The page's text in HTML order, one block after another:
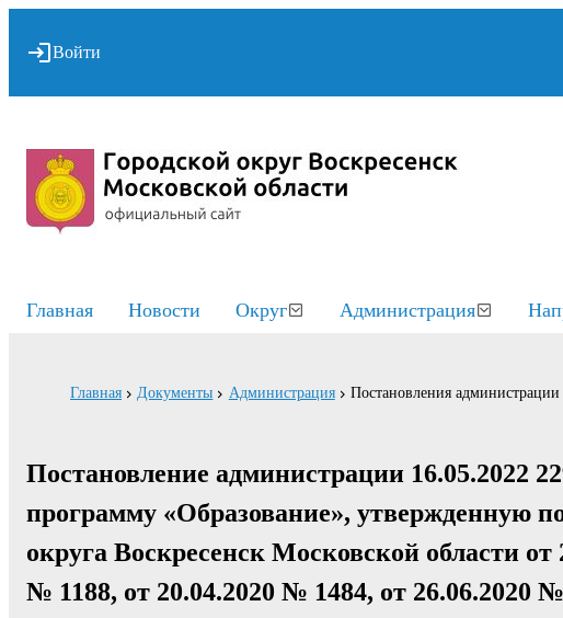
Войти
Главная Новости Округ Администрация
Главная Документы Администрация Постановления администрации
Постановление администрации 16.05.2022
программу «Образование», утвержденную
округа Воскресенск Московской области
№ 1188, от 20.04.2020 № 1484, от 26.06.2020